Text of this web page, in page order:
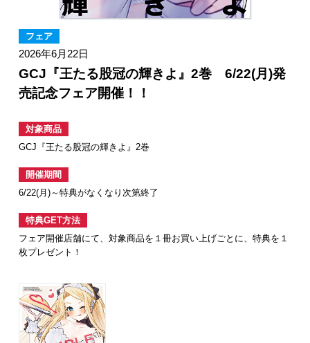
フェア
2026年6月22日
GCJ『王たる股冠の輝きよ』2巻 6/22(月)発
売記念フェア開催！！
対象商品
GCJ『王たる股冠の輝きよ』2巻
開催期間
6/22(月)～特典がなくなり次第終了
特典GET方法
フェア開催店舗にて、対象商品を１冊お買い上げごとに、特典を１
枚プレゼント！